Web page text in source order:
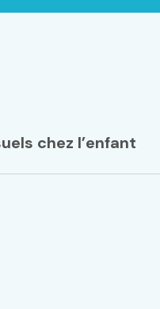
chez l’enfant